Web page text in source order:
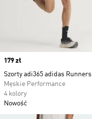
Price
179 zł
Szorty adi365 adidas Runners
Męskie Performance
4 kolory
Nowość